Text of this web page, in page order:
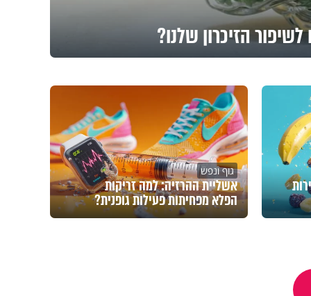
הזיכרון שלנו?
גוף ונפש
אשליית ההרזיה: למה זריקות
הפלא מפחיתות פעילות גופנית?